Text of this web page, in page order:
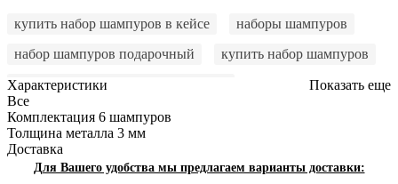
купить набор шампуров в кейсе
наборы шампуров
набор шампуров подарочный
купить набор шампуров
купить набор шампуров в Украине
набор шампуров на подарок
набор шампуров подарочный в кейсе
шампура в наборе
набор с шампурами
Показать еще
Характеристики
Все
Комплектация 6 шампуров
Толщина металла 3 мм
Доставка
Для Вашего удобства мы предлагаем варианты доставки: